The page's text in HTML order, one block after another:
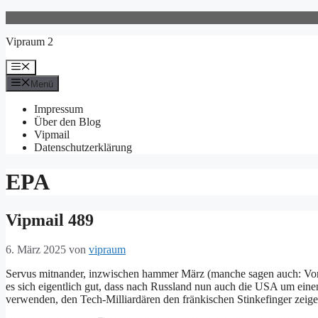
springen
Vipraum 2
Menü
Menü
Impressum
Über den Blog
Vipmail
Datenschutzerklärung
EPA
Vipmail 489
6. März 2025 von vipraum
Servus mitnander, inzwischen hammer März (manche sagen auch:
es sich eigentlich gut, dass nach Russland nun auch die USA um
verwenden, den Tech-Milliardären den fränkischen Stinkefinger